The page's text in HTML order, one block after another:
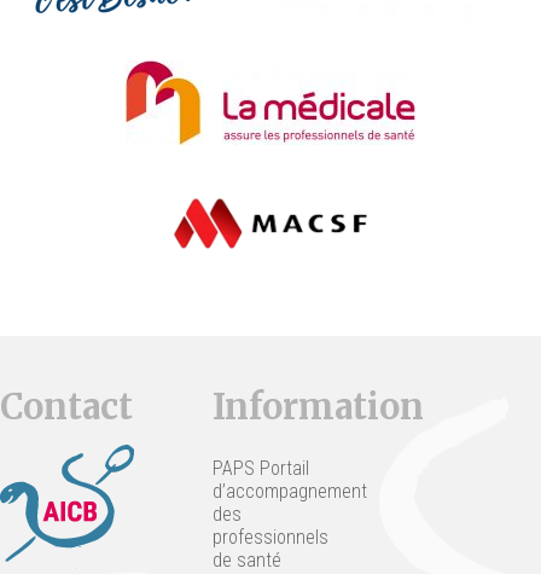
Contact Information
PAPS Portail
d’accompagnement
des
professionnels
de santé